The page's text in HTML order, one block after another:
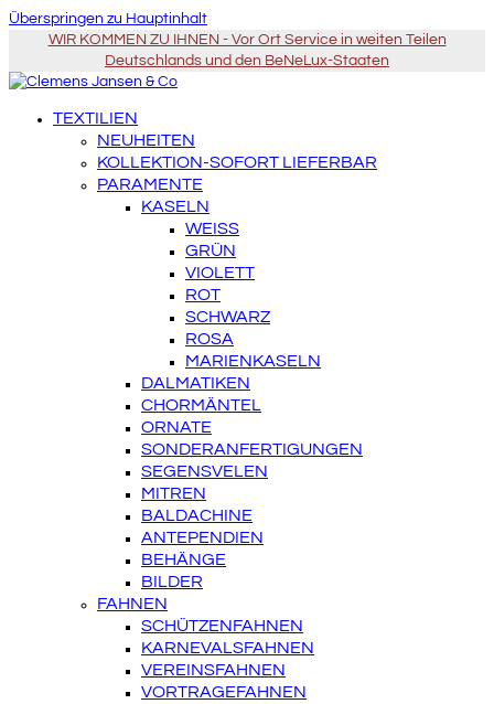
Überspringen zu Hauptinhalt
WIR KOMMEN ZU IHNEN - Vor Ort Service in weiten Teilen
Deutschlands und den BeNeLux-Staaten
TEXTILIEN
NEUHEITEN
KOLLEKTION-SOFORT LIEFERBAR
PARAMENTE
KASELN
WEISS
GRÜN
VIOLETT
ROT
SCHWARZ
ROSA
MARIENKASELN
DALMATIKEN
CHORMÄNTEL
ORNATE
SONDERANFERTIGUNGEN
SEGENSVELEN
MITREN
BALDACHINE
ANTEPENDIEN
BEHÄNGE
BILDER
FAHNEN
SCHÜTZENFAHNEN
KARNEVALSFAHNEN
VEREINSFAHNEN
VORTRAGEFAHNEN